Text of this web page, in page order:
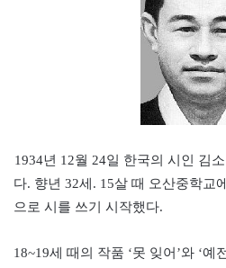
1934년 12월 24일 한국의 시인 김
다. 향년 32세. 15살 때 오산중학교
으로 시를 쓰기 시작했다.
18~19세 때의 작품 ‘못 잊어’와 ‘예